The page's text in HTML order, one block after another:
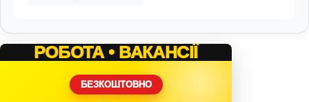
РОБОТА • ВАКАНСІЇ
БЕЗКОШТОВНО